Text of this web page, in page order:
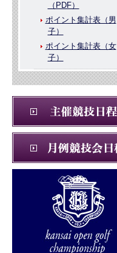
（PDF）
ポイント集計表（男
子）
ポイント集計表（女
子）